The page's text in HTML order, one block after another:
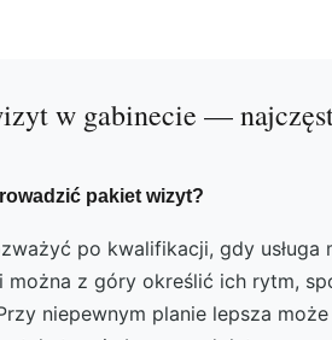
w gabinecie —
pakiet wizyt?
po kwalifikacji, gdy usługa
można z góry określić ich rytm,
niepewnym planie lepsza